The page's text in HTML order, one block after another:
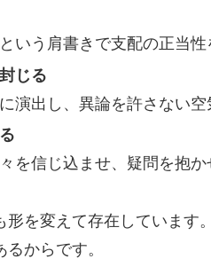
いう肩書きで支配の正当性
じる
演出し、異論を許さない空
を信じ込ませ、疑問を抱か
形を変えて存在しています
からです。